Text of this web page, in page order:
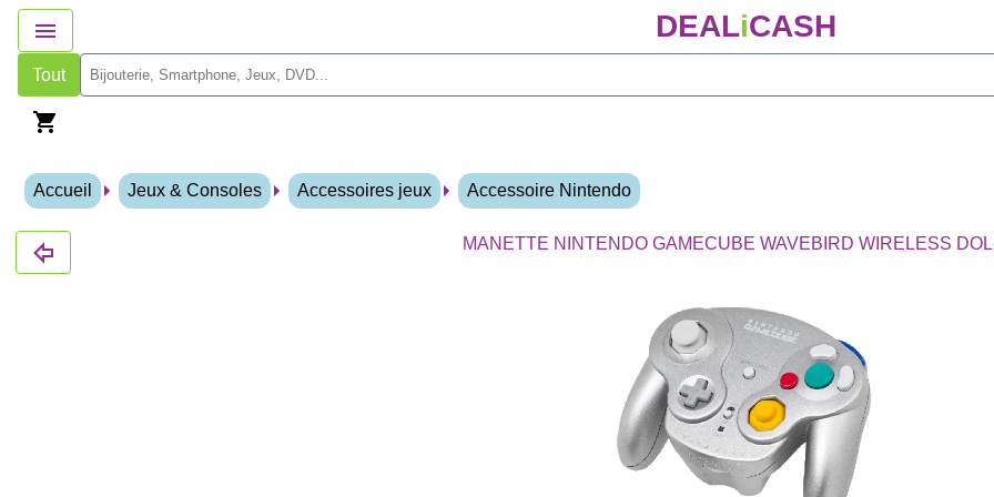
DEALiCASH
Tout
Accueil Jeux & Consoles Accessoires jeux Accessoire Nintendo
MANETTE NINTENDO GAMECUBE WAVEBIRD WIRELESS